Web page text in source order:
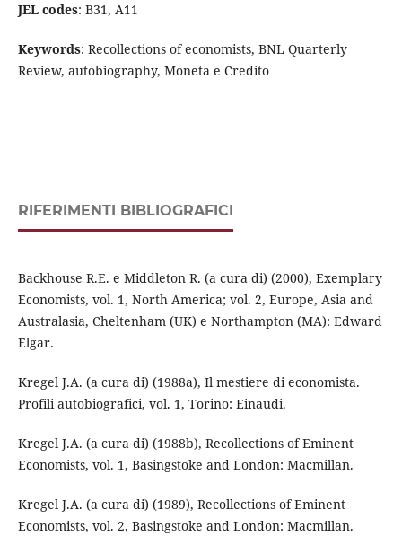
JEL codes: B31, A11
Keywords: Recollections of economists, BNL Quarterly
Review, autobiography, Moneta e Credito
RIFERIMENTI BIBLIOGRAFICI
Backhouse R.E. e Middleton R. (a cura di) (2000), Exemplary
Economists, vol. 1, North America; vol. 2, Europe, Asia and
Australasia, Cheltenham (UK) e Northampton (MA): Edward
Elgar.
Kregel J.A. (a cura di) (1988a), Il mestiere di economista.
Profili autobiografici, vol. 1, Torino: Einaudi.
Kregel J.A. (a cura di) (1988b), Recollections of Eminent
Economists, vol. 1, Basingstoke and London: Macmillan.
Kregel J.A. (a cura di) (1989), Recollections of Eminent
Economists, vol. 2, Basingstoke and London: Macmillan.